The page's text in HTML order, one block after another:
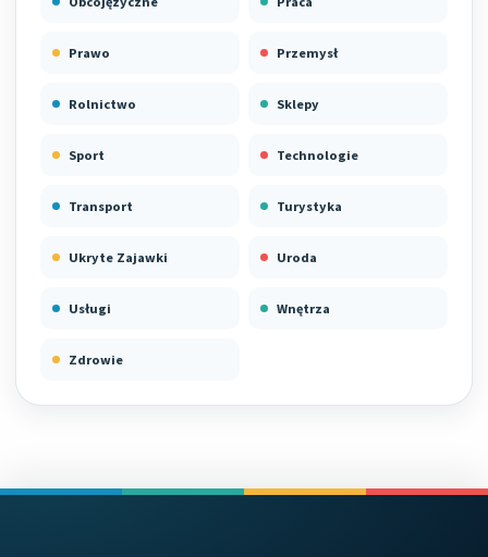
Prawo Przemysł
Rolnictwo Sklepy
Sport Technologie
Transport Turystyka
Ukryte Zajawki Uroda
Usługi Wnętrza
Zdrowie